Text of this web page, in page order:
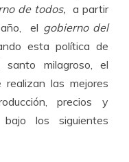
de todos, a partir
el gobierno del
esta política de
milagroso, el
las mejores
precios y
los siguientes